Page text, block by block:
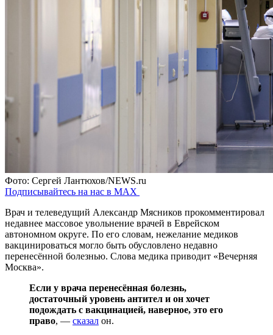
Фото: Сергей Лантюхов/NEWS.ru
Подписывайтесь на нас в MAX
Врач и телеведущий Александр Мясников прокомментировал
недавнее массовое увольнение врачей в Еврейском
автономном округе. По его словам, нежелание медиков
вакцинироваться могло быть обусловлено недавно
перенесённой болезнью. Слова медика приводит «Вечерняя
Москва».
Если у врача перенесённая болезнь,
достаточный уровень антител и он хочет
подождать с вакцинацией, наверное, это его
право, — сказал он.